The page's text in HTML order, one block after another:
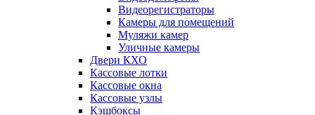
Видеорегистраторы
Камеры для помещений
Муляжи камер
Уличные камеры
Двери КХО
Кассовые лотки
Кассовые окна
Кассовые узлы
Кэшбоксы